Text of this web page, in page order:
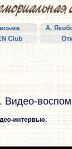
А.
Club
Видео-
интервью.